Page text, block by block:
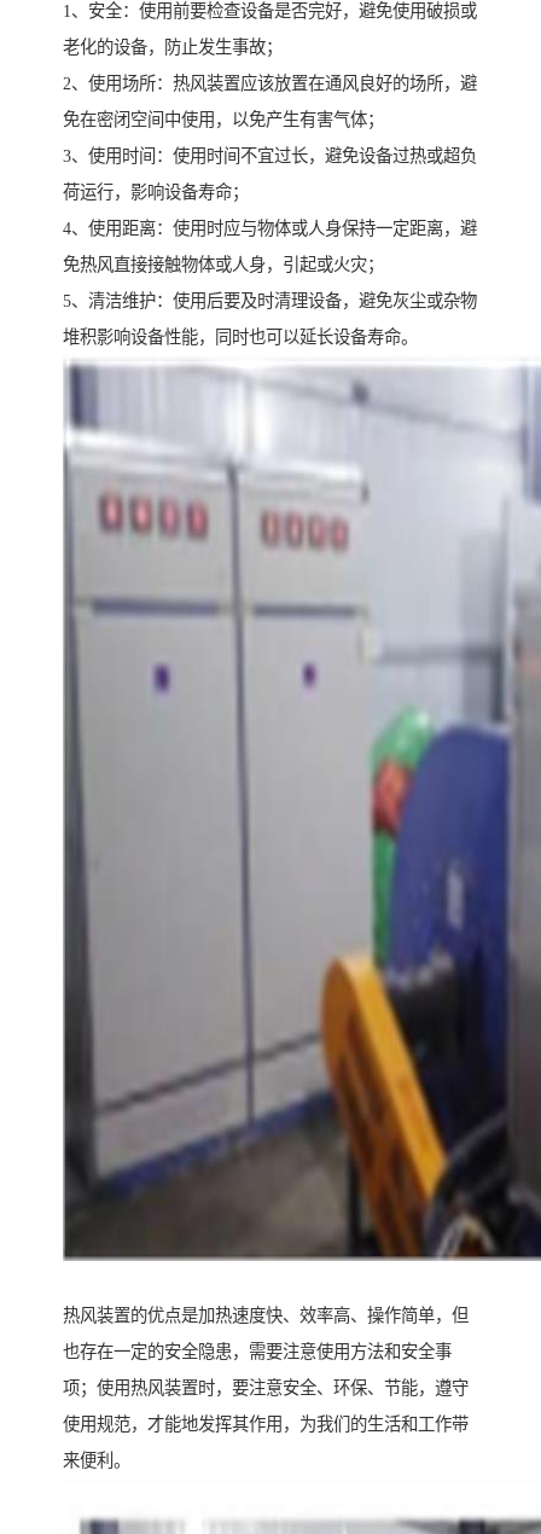
1、安全：使用前要检查设备是否完好，避免使用破损或
老化的设备，防止发生事故；
2、使用场所：热风装置应该放置在通风良好的场所，避
免在密闭空间中使用，以免产生有害气体；
3、使用时间：使用时间不宜过长，避免设备过热或超负
荷运行，影响设备寿命；
4、使用距离：使用时应与物体或人身保持一定距离，避
免热风直接接触物体或人身，引起或火灾；
5、清洁维护：使用后要及时清理设备，避免灰尘或杂物
堆积影响设备性能，同时也可以延长设备寿命。
热风装置的优点是加热速度快、效率高、操作简单，但
也存在一定的安全隐患，需要注意使用方法和安全事
项；使用热风装置时，要注意安全、环保、节能，遵守
使用规范，才能地发挥其作用，为我们的生活和工作带
来便利。